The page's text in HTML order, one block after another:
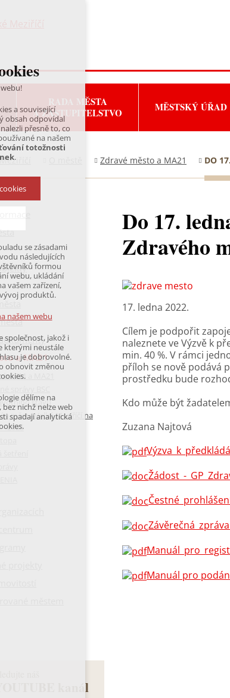
RADA MĚSTA
A ZASTUPITELSTVO
MĚSTSKÝ ÚŘAD
Zdravé město a MA21 DO
Do 17.
Zdravého
17. ledna 2022.
Cílem je podpořit
naleznete ve Výzvě k
min. 40 %. V rámci
příloh se nově podává
prostředku bude
Kdo může být
Zuzana Najtová
Žádost_-
Manuál pro
a MA21
ZM a MA21
stavu
města Velké Meziříčí na
2025
YOUTUBE kanál
a související
obsah odpovídal
přesně to, co
na našem
totožnosti
.
případná
vyhodnocení
našem webu
se zásadami
následujících
formou
webu, ukládání
vašem zařízení,
produktů.
našem webu
společnost, jakož i
kterými neustále
je dobrovolné.
obnovit změnou
dělíme na
nichž nelze web
spadají analytická